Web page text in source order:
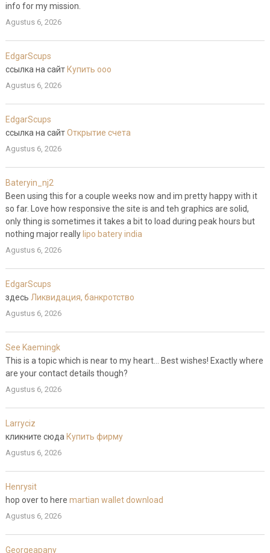
info for my mission.
Agustus 6, 2026
EdgarScups
ссылка на сайт Купить ооо
Agustus 6, 2026
EdgarScups
ссылка на сайтОткрытие счета
Agustus 6, 2026
Bateryin_nj2
Been using this for a couple weeks now and im pretty happy with it
so far. Love how responsive the site is and teh graphics are solid,
only thing is sometimes it takes a bit to load during peak hours but
nothing major really lipo batery india
Agustus 6, 2026
EdgarScups
здесь Ликвидация, банкротство
Agustus 6, 2026
See Kaemingk
This is a topic which is near to my heart… Best wishes! Exactly where
are your contact details though?
Agustus 6, 2026
Larryciz
кликните сюда Купить фирму
Agustus 6, 2026
Henrysit
hop over to here martian wallet download
Agustus 6, 2026
Georgeapany